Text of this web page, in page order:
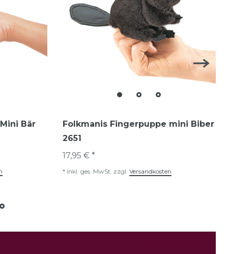
Bär
Folkmanis Fingerpuppe mini Biber
2651
17,95 € *
* inkl. ges. MwSt. zzgl. Versandkosten